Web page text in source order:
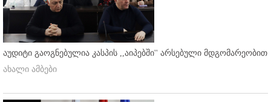
აუდიტი გაოგნებულია კასპის ,,აიპებში'' არსებული მდგომარეობით
ახალი ამბები